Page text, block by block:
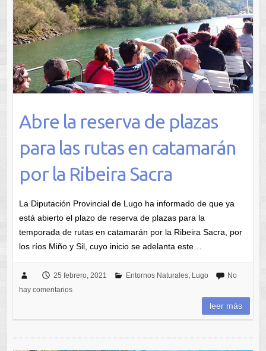
Abre la reserva de plazas
para las rutas en catamarán
por la Ribeira Sacra
La Diputación Provincial de Lugo ha informado de que ya
está abierto el plazo de reserva de plazas para la
temporada de rutas en catamarán por la Ribeira Sacra, por
los ríos Miño y Sil, cuyo inicio se adelanta este…
25 febrero, 2021 Entornos Naturales, Lugo
No
hay comentarios
leer más